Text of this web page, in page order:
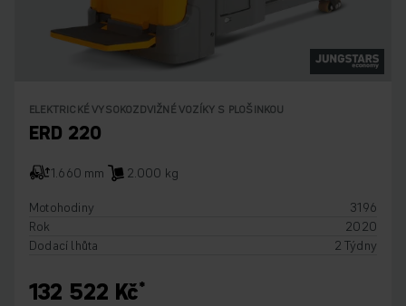
ELEKTRICKÉ VYSOKOZDVIŽNÉ VOZÍKY S PLOŠINKOU
ERD 220
1.660 mm
2.000 kg
Motohodiny
3196
Rok
2020
Dodací lhůta
2 Týdny
132 522 Kč